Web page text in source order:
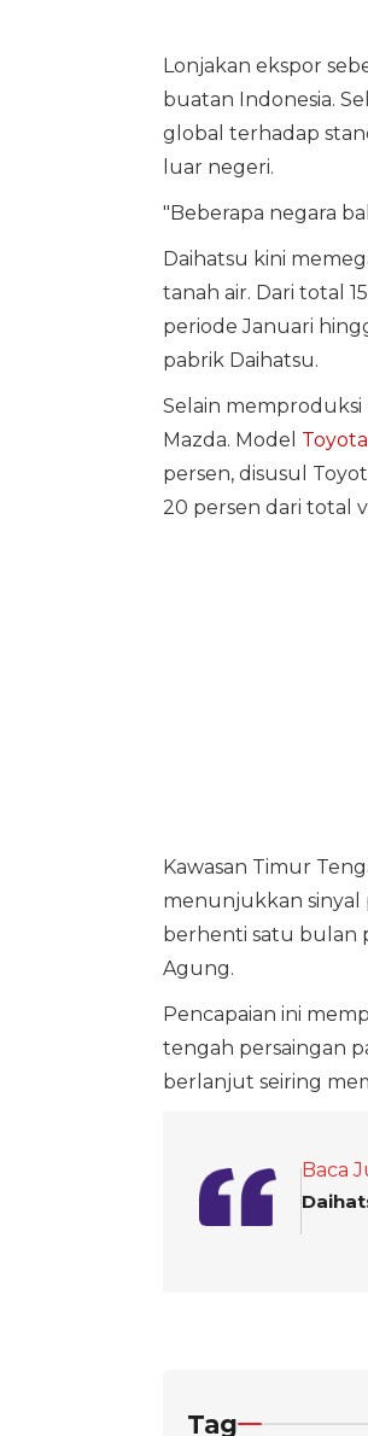
Lonjakan ekspor
buatan Indonesia.
global terhadap
luar negeri.
"Beberapa negara
Daihatsu kini
tanah air. Dari total
periode Januari
pabrik Daihatsu.
Selain
Mazda. Model
persen, disusul
20 persen dari total
Kawasan Timur
menunjukkan sinyal
berhenti satu bulan
Agung.
Pencapaian ini
tengah persaingan
berlanjut seiring
Baca
Tag